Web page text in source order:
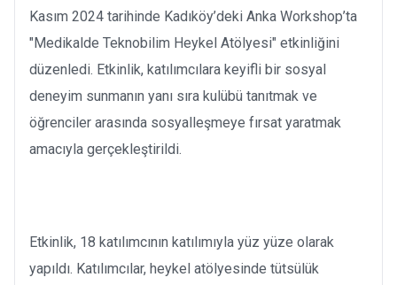
Kasım 2024 tarihinde Kadıköy’deki Anka Workshop’ta
"Medikalde Teknobilim Heykel Atölyesi" etkinliğini
düzenledi. Etkinlik, katılımcılara keyifli bir sosyal
deneyim sunmanın yanı sıra kulübü tanıtmak ve
öğrenciler arasında sosyalleşmeye fırsat yaratmak
amacıyla gerçekleştirildi.
Etkinlik, 18 katılımcının katılımıyla yüz yüze olarak
yapıldı. Katılımcılar, heykel atölyesinde tütsülük